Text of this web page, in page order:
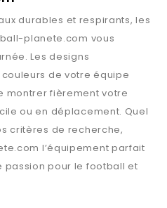
durables et respirants, les
planete.com vous
Les designs
de votre équipe
montrer fièrement votre
ou en déplacement. Quel
critères de recherche,
l’équipement parfait
passion pour le football et